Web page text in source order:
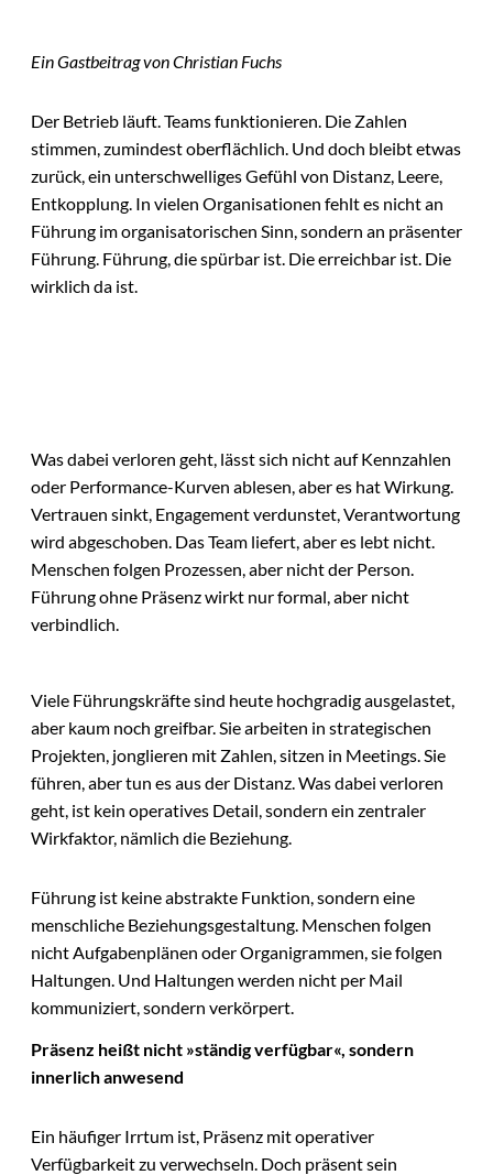
Ein Gastbeitrag von Christian Fuchs
Der Betrieb läuft. Teams funktionieren. Die Zahlen
stimmen, zumindest oberflächlich. Und doch bleibt etwas
zurück, ein unterschwelliges Gefühl von Distanz, Leere,
Entkopplung. In vielen Organisationen fehlt es nicht an
Führung im organisatorischen Sinn, sondern an präsenter
Führung. Führung, die spürbar ist. Die erreichbar ist. Die
wirklich da ist.
Was dabei verloren geht, lässt sich nicht auf Kennzahlen
oder Performance-Kurven ablesen, aber es hat Wirkung.
Vertrauen sinkt, Engagement verdunstet, Verantwortung
wird abgeschoben. Das Team liefert, aber es lebt nicht.
Menschen folgen Prozessen, aber nicht der Person.
Führung ohne Präsenz wirkt nur formal, aber nicht
verbindlich.
Viele Führungskräfte sind heute hochgradig ausgelastet,
aber kaum noch greifbar. Sie arbeiten in strategischen
Projekten, jonglieren mit Zahlen, sitzen in Meetings. Sie
führen, aber tun es aus der Distanz. Was dabei verloren
geht, ist kein operatives Detail, sondern ein zentraler
Wirkfaktor, nämlich die Beziehung.
Führung ist keine abstrakte Funktion, sondern eine
menschliche Beziehungsgestaltung. Menschen folgen
nicht Aufgabenplänen oder Organigrammen, sie folgen
Haltungen. Und Haltungen werden nicht per Mail
kommuniziert, sondern verkörpert.
Präsenz heißt nicht »ständig verfügbar«, sondern
innerlich anwesend
Ein häufiger Irrtum ist, Präsenz mit operativer
Verfügbarkeit zu verwechseln. Doch präsent sein